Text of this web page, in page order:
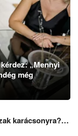
„Mennyi
még
karácsonyra?…